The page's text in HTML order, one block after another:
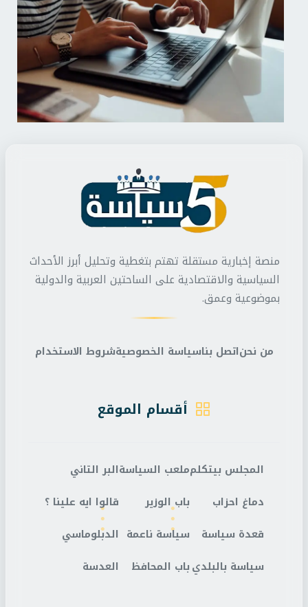
منصة إخبارية مستقلة تهتم بتغطية وتحليل أبرز الأحداث
السياسية والاقتصادية على الساحتين العربية والدولية
بموضوعية وعمق.
من نحناتصل بناسياسة الخصوصيةشروط الاستخدام
أقسام الموقع
المجلس بيتكلم
دماغ احزاب
قعدة سياسة
سياسة بالبلدي
ملعب السياسة
باب الوزير
سياسة ناعمة
باب المحافظ
البر التاني
قالوا ايه علينا ؟
الدبلوماسي
العدسة